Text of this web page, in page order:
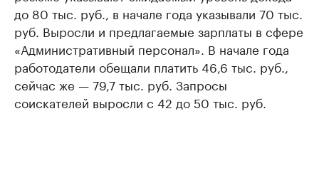
до 80 тыс. руб., в начале года указывали 70 тыс.
руб. Выросли и предлагаемые зарплаты в сфере
«Административный персонал». В начале года
работодатели обещали платить 46,6 тыс. руб.,
сейчас же — 79,7 тыс. руб. Запросы
соискателей выросли с 42 до 50 тыс. руб.